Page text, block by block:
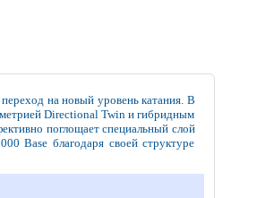
на новый уровень катания. В
Directional Twin и гибридным
поглощает специальный слой
Base благодаря своей структуре